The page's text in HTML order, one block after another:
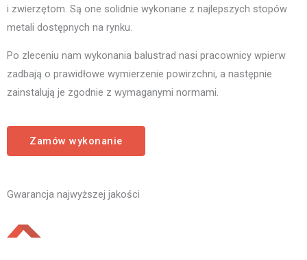
i zwierzętom. Są one solidnie wykonane z najlepszych stopów
metali dostępnych na rynku.
Po zleceniu nam wykonania balustrad nasi pracownicy wpierw
zadbają o prawidłowe wymierzenie powirzchni, a następnie
zainstalują je zgodnie z wymaganymi normami.
Zamów wykonanie
Gwarancja najwyższej jakości